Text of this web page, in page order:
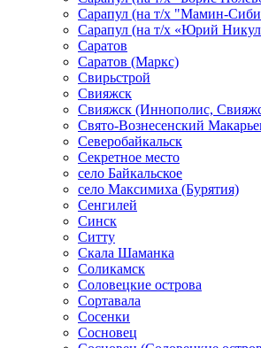
Сарапул (на т/х "Мамин-
Сарапул (на т/х «Юрий
Саратов
Саратов (Маркс)
Свирьстрой
Свияжск
Свияжск (Иннополис,
Свято-Вознесенский
Северобайкальск
Секретное место
село Байкальское
село Максимиха (Бурятия)
Сенгилей
Синск
Ситту
Скала Шаманка
Соликамск
Соловецкие острова
Сортавала
Сосенки
Сосновец